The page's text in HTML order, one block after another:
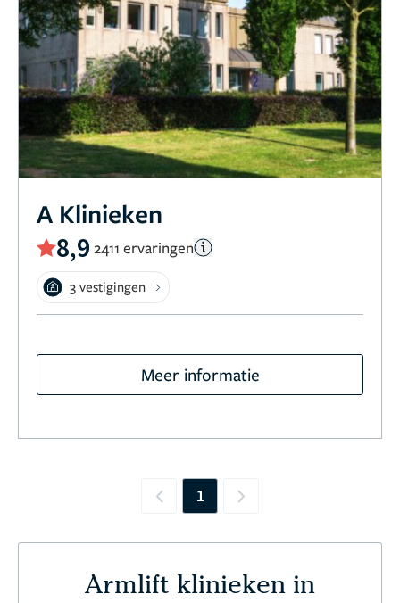
A Klinieken
8,9 2411 ervaringen
3 vestigingen
Meer informatie
Previous
1 Next
Armlift klinieken in